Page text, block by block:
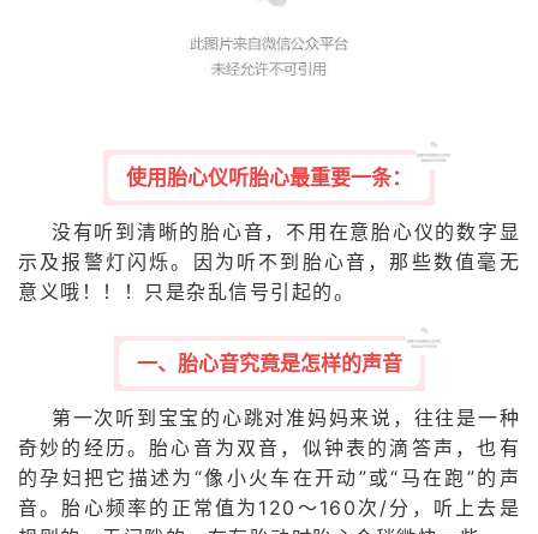
使用胎心仪听胎心最重要一条：
没有听到清晰的胎心音，不用在意胎心仪的数字显
示及报警灯闪烁。因为听不到胎心音，那些数值毫无
意义哦！！！只是杂乱信号引起的。
一、胎心音究竟是怎样的声音
第一次听到宝宝的心跳对准妈妈来说，往往是一种
奇妙的经历。胎心音为双音，似钟表的滴答声，也有
的孕妇把它描述为“像小火车在开动”或“马在跑”的声
音。胎心频率的正常值为120～160次/分，听上去是